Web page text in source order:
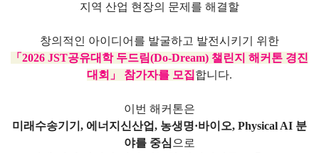
지역 산업 현장의 문제를 해결할
창의적인 아이디어를 발굴하고 발전시키기 위한
「2026 JST공유대학 두드림(Do-Dream) 챌린지 해커톤 경진
대회」 참가자를 모집합니다.
이번 해커톤은
미래수송기기, 에너지신산업, 농생명·바이오, Physical AI 분
야를 중심 으로